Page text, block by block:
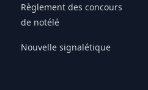
Règlement des concours
de notélé
Nouvelle signalétique